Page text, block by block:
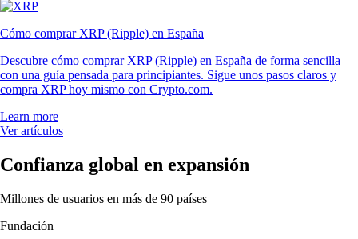
Cómo comprar XRP (Ripple) en España
Descubre cómo comprar XRP (Ripple) en España de forma sencilla
con una guía pensada para principiantes. Sigue unos pasos claros y
compra XRP hoy mismo con Crypto.com.
Learn more
Ver artículos
Confianza global en expansión
Millones de usuarios en más de 90 países
Fundación